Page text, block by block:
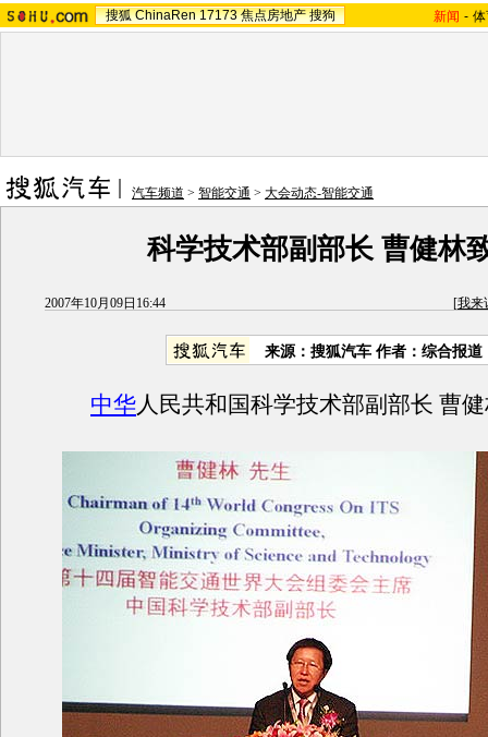
搜狐 ChinaRen 17173 焦点房地产 搜狗 新闻 -
汽车频道 > 智能交通 > 大会动态-智能交通
科学技术部副部长 曹健林
2007年10月09日16:44 [我来
来源：搜狐汽车 作者：综合报道
中华人民共和国科学技术部副部长 曹